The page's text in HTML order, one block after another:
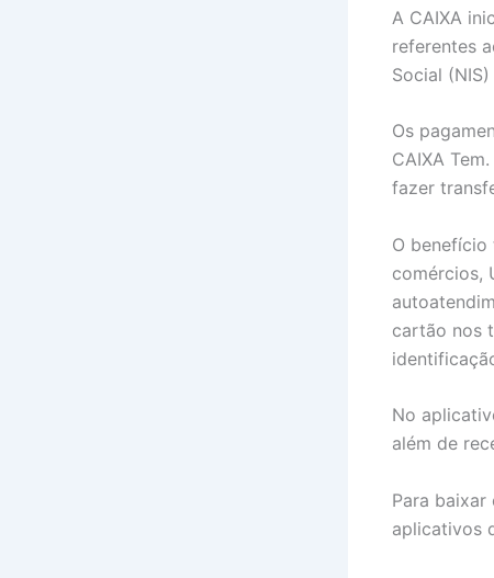
A CAIXA
referentes
Social
Os
CAIXA
fazer
O
comércios,
cartão nos
No
além de
Para baixar
aplicativos